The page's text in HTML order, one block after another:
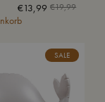
€19,99
€13,99
SALE